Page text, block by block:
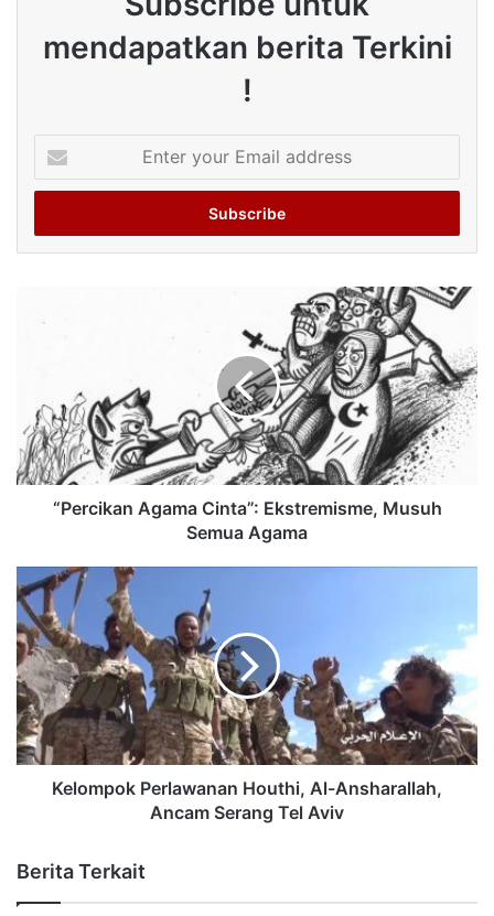
mendapatkan berita Terkini
!
your
Email
“Percikan Agama Cinta”: Ekstremisme, Musuh
Semua Agama
Kelompok Perlawanan Houthi, Al-Ansharallah,
Ancam Serang Tel Aviv
Berita Terkait